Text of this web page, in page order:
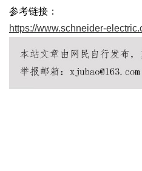
参考链接：
https://www.schneider-